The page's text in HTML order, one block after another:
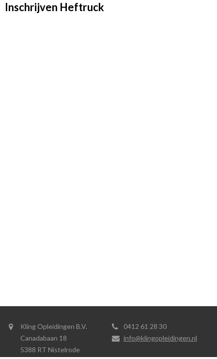
Inschrijven Heftruck
Kling Opleidingen B.V.
Canadabaan 18
5388 RT Nistelrode
0412 61 28 30
info@klingopleidingen.nl